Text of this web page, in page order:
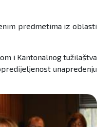
predmetima iz oblasti
i Kantonalnog tužilaštva
unapređenju